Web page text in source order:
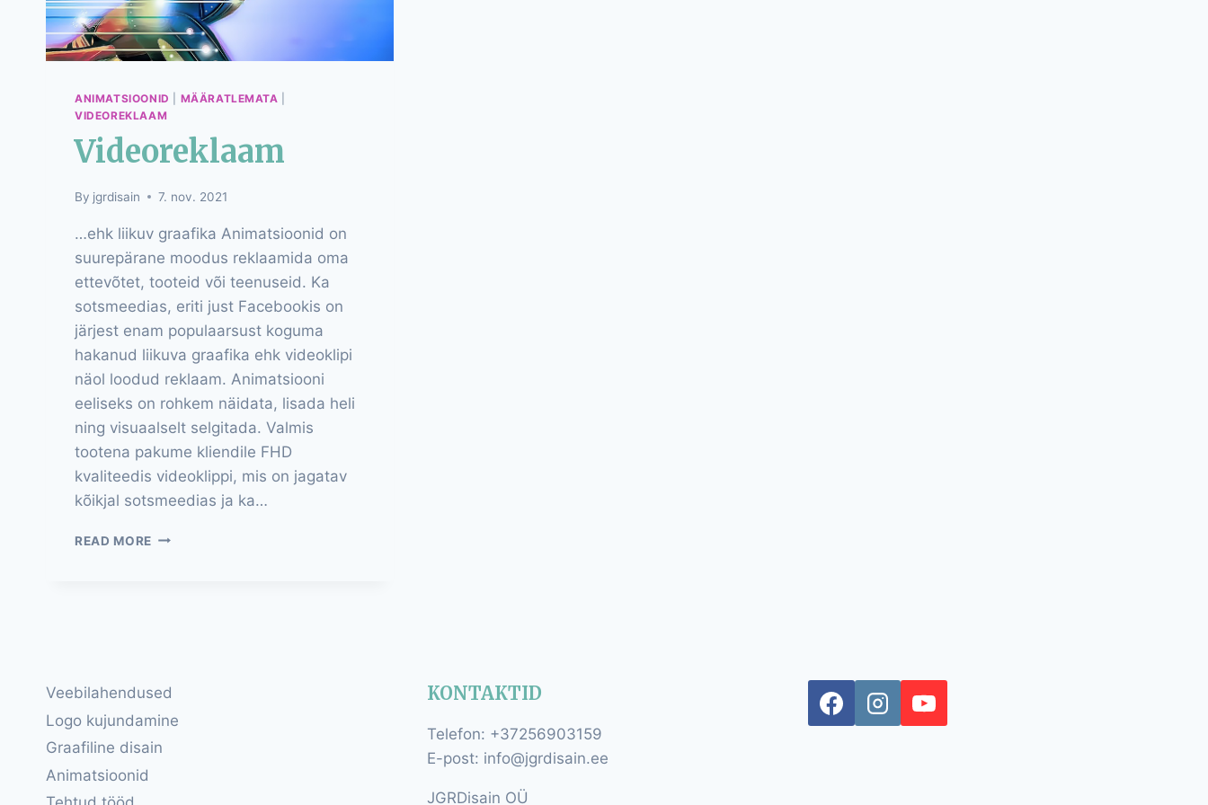
ANIMATSIOONID MÄÄRATLEMATA
VIDEOREKLAAM
Videoreklaam
By jgrdisain 7. nov. 2021
…ehk liikuv graafika Animatsioonid on
suurepärane moodus reklaamida oma
ettevõtet, tooteid või teenuseid. Ka
sotsmeedias, eriti just Facebookis on
järjest enam populaarsust koguma
hakanud liikuva graafika ehk videoklipi
näol loodud reklaam. Animatsiooni
eeliseks on rohkem näidata, lisada heli
ning visuaalselt selgitada. Valmis
tootena pakume kliendile FHD
kvaliteedis videoklippi, mis on jagatav
kõikjal sotsmeedias ja ka…
READ MORE VIDEOREKLAAM
Veebilahendused
Logo kujundamine
Graafiline disain
Animatsioonid
KONTAKTID
Telefon: +37256903159
E-post: info@jgrdisain.ee
JGRDisain OÜ